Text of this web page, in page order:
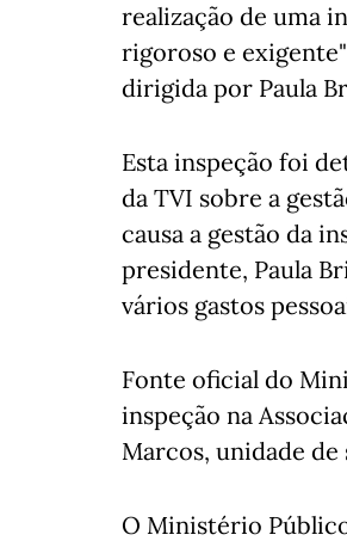
realização de uma
rigoroso e
dirigida por Paula
Esta inspeção foi
da TVI sobre a
causa a gestão da
presidente, Paula
vários gastos
Fonte oficial do
inspeção na
Marcos, unidade
O Ministério